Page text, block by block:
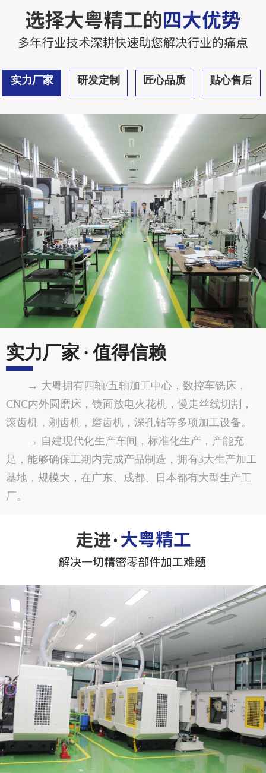
实力厂家 研发定制 匠心品质 贴心售后
实力厂家 · 值得信赖
→ 大粤拥有四轴/五轴加工中心，数控车铣床，
CNC内外圆磨床，镜面放电火花机，慢走丝线切割，
滚齿机，剃齿机，磨齿机，深孔钻等多项加工设备。
→ 自建现代化生产车间，标准化生产，产能充
足，能够确保工期内完成产品制造，拥有3大生产加工
基地，规模大，在广东、成都、日本都有大型生产工
厂。